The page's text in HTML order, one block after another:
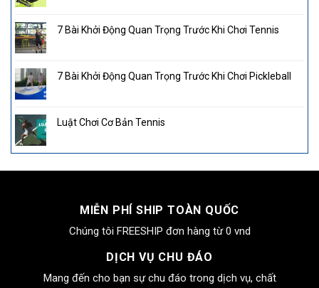
7 Bài Khởi Động Quan Trọng Trước Khi Chơi Tennis
7 Bài Khởi Động Quan Trọng Trước Khi Chơi Pickleball
Luật Chơi Cơ Bản Tennis
MIỄN PHÍ SHIP TOÀN QUỐC
Chúng tôi FREESHIP đơn hàng từ 0 vnd
DỊCH VỤ CHU ĐÁO
Mang đến cho bạn sự chu đáo trong dịch vụ, chất